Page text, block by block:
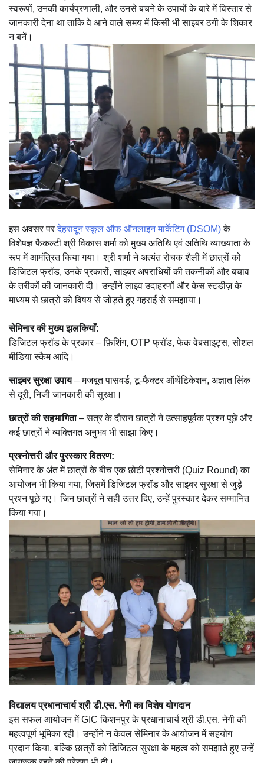
स्वरूपों, उनकी कार्यप्रणाली, और उनसे बचने के उपायों के बारे में विस्तार से
जानकारी देना था ताकि वे आने वाले समय में किसी भी साइबर ठगी के शिकार
न बनें।
इस अवसर परदेहरादून स्कूल ऑफ ऑनलाइन मार्केटिंग (DSOM)के
विशेषज्ञ फैकल्टी श्री विकास शर्मा को मुख्य अतिथि एवं अतिथि व्याख्याता के
रूप में आमंत्रित किया गया। श्री शर्मा ने अत्यंत रोचक शैली में छात्रों को
डिजिटल फ्रॉड, उनके प्रकारों, साइबर अपराधियों की तकनीकों और बचाव
के तरीकों की जानकारी दी। उन्होंने लाइव उदाहरणों और केस स्टडीज़ के
माध्यम से छात्रों को विषय से जोड़ते हुए गहराई से समझाया।
सेमिनार की मुख्य झलकियाँ:
डिजिटल फ्रॉड के प्रकार – फ़िशिंग, OTP फ्रॉड, फेक वेबसाइट्स, सोशल
मीडिया स्कैम आदि।
साइबर सुरक्षा उपाय– मजबूत पासवर्ड, टू-फैक्टर ऑथेंटिकेशन, अज्ञात लिंक
से दूरी, निजी जानकारी की सुरक्षा।
छात्रों की सहभागिता– सत्र के दौरान छात्रों ने उत्साहपूर्वक प्रश्न पूछे और
कई छात्रों ने व्यक्तिगत अनुभव भी साझा किए।
प्रश्नोत्तरी और पुरस्कार वितरण:
सेमिनार के अंत में छात्रों के बीच एक छोटी प्रश्नोत्तरी (Quiz Round) का
आयोजन भी किया गया, जिसमें डिजिटल फ्रॉड और साइबर सुरक्षा से जुड़े
प्रश्न पूछे गए। जिन छात्रों ने सही उत्तर दिए, उन्हें पुरस्कार देकर सम्मानित
किया गया।
विद्यालय प्रधानाचार्य श्री डी.एस. नेगी का विशेष योगदान
इस सफल आयोजन में GIC किशनपुर के प्रधानाचार्य श्री डी.एस. नेगी की
महत्वपूर्ण भूमिका रही। उन्होंने न केवल सेमिनार के आयोजन में सहयोग
प्रदान किया, बल्कि छात्रों को डिजिटल सुरक्षा के महत्व को समझाते हुए उन्हें